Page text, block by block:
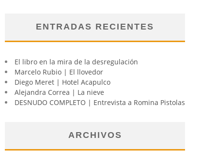
ENTRADAS RECIENTES
El libro en la mira de la desregulación
Marcelo Rubio | El llovedor
Diego Meret | Hotel Acapulco
Alejandra Correa | La nieve
DESNUDO COMPLETO | Entrevista a Romina Pistolas
ARCHIVOS